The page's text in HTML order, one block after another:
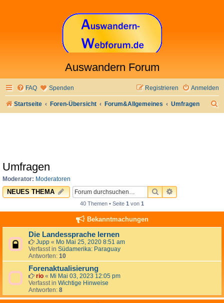
Auswandern Forum
FAQ Spenden Anmelden
Registrieren
Startseite Foren-Übersicht Forum&Allgemeines Umfragen
Umfragen
Moderator: Moderatoren
NEUES THEMA SUCHEERWEITERTE
40 Themen • Seite 1 von 1
Bekanntmachungen
Die Landessprache lernen
Jupp « Mo Mai 25, 2020 8:51 am
Verfasst in Südamerika: Paraguay
Antworten: 10
Forenaktualisierung
rio « Mi Mai 03, 2023 12:05 pm
Verfasst in Wichtige Hinweise
Antworten: 8